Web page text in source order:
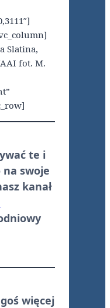
Slatina,
fot. M.
te i
na swoje
kanał
więcej